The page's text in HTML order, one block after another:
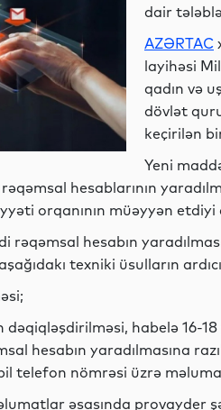
dair
AZƏRTAC
layihəsi
qadın və
dövlət
keçirilən
Yeni
hesablarının
orqanının müəyyən
hesabın
texniki üsulların
dəqiqləşdirilməsi, habelə 16-
hesabın yaradılmasına
telefon nömrəsi üzrə
əsasında provayder